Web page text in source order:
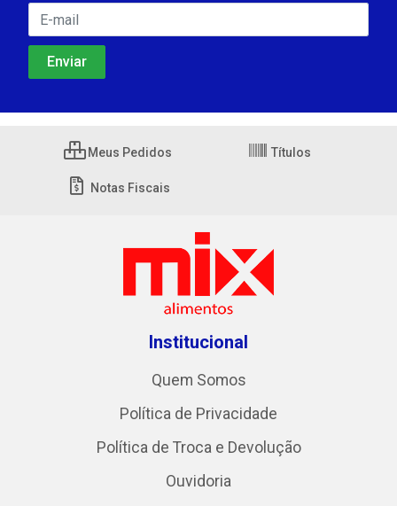
Meus Pedidos Títulos
Notas Fiscais
Institucional
Quem Somos
Política de Privacidade
Política de Troca e Devolução
Ouvidoria